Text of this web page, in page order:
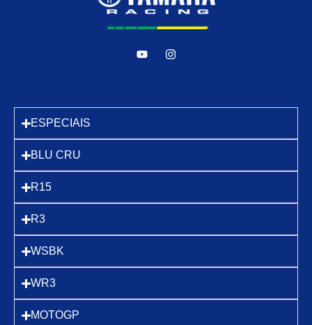
ESPECIAIS
BLU CRU
R15
R3
WSBK
WR3
MOTOGP